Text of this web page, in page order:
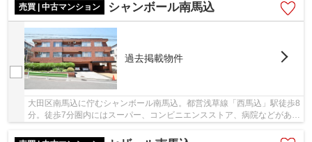
売買 | 中古マンション シャンボール南馬込
過去掲載物件
大田区南馬込に佇むシャンボール南馬込。都営浅草線「西馬込」駅徒歩8
分。徒歩7分圏内にはスーパー、コンビニエンスストア、病院などがあ